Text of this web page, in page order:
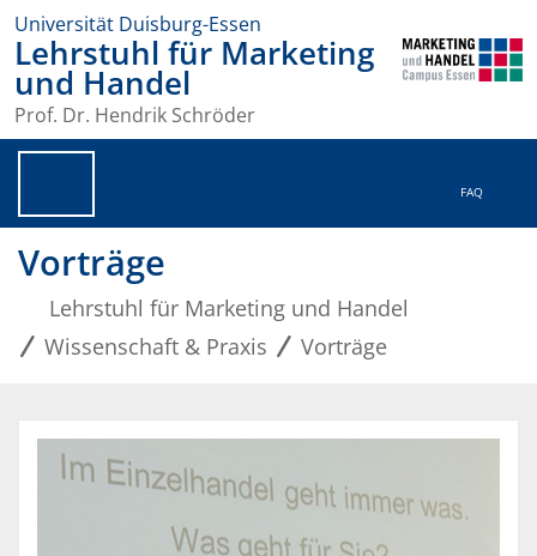
Universität Duisburg-Essen
Lehrstuhl für Marketing
und Handel
Prof. Dr. Hendrik Schröder
FAQ
Vorträge
Lehrstuhl für Marketing und Handel
Wissenschaft & Praxis
Vorträge